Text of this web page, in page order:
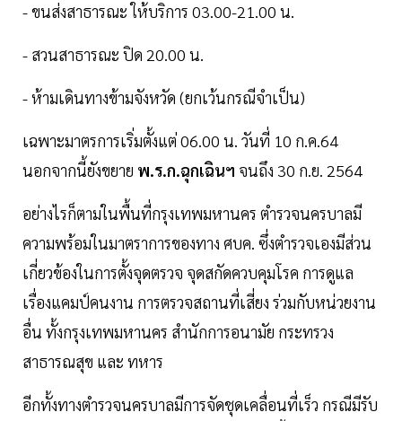
- ขนส่งสาธารณะ ให้บริการ 03.00-21.00 น.
- สวนสาธารณะ ปิด 20.00 น.
- ห้ามเดินทางข้ามจังหวัด (ยกเว้นกรณีจำเป็น)
เฉพาะมาตรการเริ่มตั้งแต่ 06.00 น. วันที่ 10 ก.ค.64
นอกจากนี้ยังขยาย พ.ร.ก.ฉุกเฉินฯ จนถึง 30 ก.ย. 2564
อย่างไรก็ตามในพื้นที่กรุงเทพมหานคร ตำรวจนครบาลมี
ความพร้อมในมาตราการของทาง ศบค. ซึ่งตำรวจเองมีส่วน
เกี่ยวข้องในการตั้งจุดตรวจ จุดสกัดควบคุมโรค การดูแล
เรื่องแคมป์คนงาน การตรวจสถานที่เสี่ยง ร่วมกับหน่วยงาน
อื่น ทั้งกรุงเทพมหานคร สำนักการอนามัย กระทรวง
สาธารณสุข และ ทหาร
อีกทั้งทางตำรวจนครบาลมีการจัดชุดเคลื่อนที่เร็ว กรณีมีรับ